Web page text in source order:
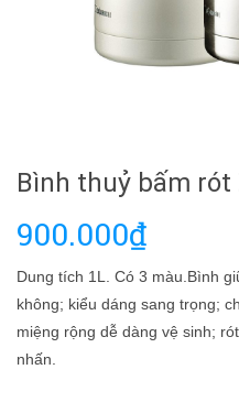
Bình thuỷ bấm rót
900.000₫
Dung tích 1L. Có 3 màu.Bình
không; kiểu dáng sang trọng;
miệng rộng dễ dàng vệ sinh;
nhấn.